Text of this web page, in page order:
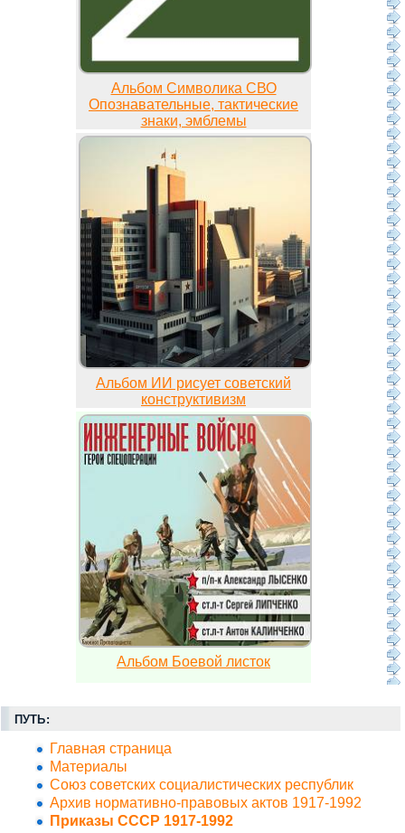
Альбом Символика СВО
Опознавательные, тактические
знаки, эмблемы
Альбом ИИ рисует советский
конструктивизм
Альбом Боевой листок
ПУТЬ:
Главная страница
Материалы
Союз советских социалистических республик
Архив нормативно-правовых актов 1917-1992
Приказы СССР 1917-1992